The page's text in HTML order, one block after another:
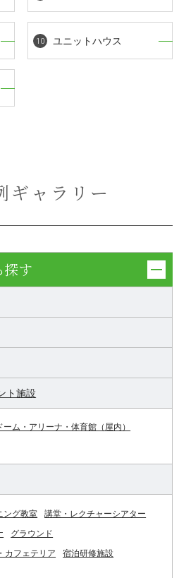
ユニットハウス
ギャラリー
す
ト施設
ーム・アリーナ・体育館（屋内）
ング教室
講堂・レクチャーシアター
グラウンド
カフェテリア
宿泊研修施設